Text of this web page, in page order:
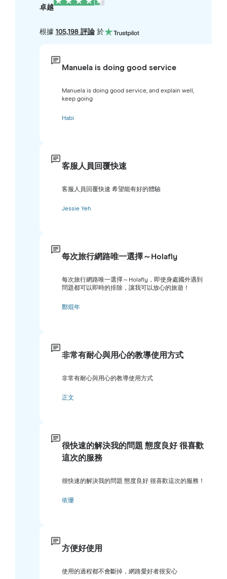
卓越
根據 105,198 評論於
Manuela is doing good service
Manuela is doing good service, and explain well,
keep going
Habi
客服人員回覆快速
客服人員回覆快速 希望能有好的體驗
Jessie Yeh
每次旅行網路唯一選擇～Holafly
每次旅行網路唯一選擇～Holafly，即使身處國外遇到
問題都可以即時的排除，讓我可以放心的旅遊！
鄭焜年
非常有耐心與用心的教導使用方式
非常有耐心與用心的教導使用方式
正文
很快速的解決我的問題 態度良好 很喜歡
這次的服務
很快速的解決我的問題 態度良好 很喜歡這次的服務！
依珊
方便好使用
使用的過程都不會斷掉，網路愛好者很安心